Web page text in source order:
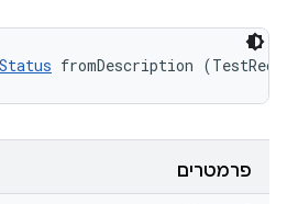
fromDescription
פרמטרים